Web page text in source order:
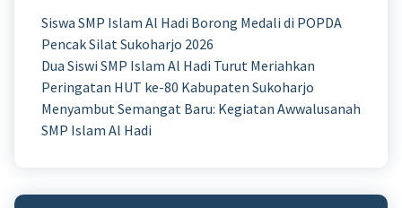
Siswa SMP Islam Al Hadi Borong Medali di POPDA
Pencak Silat Sukoharjo 2026
Dua Siswi SMP Islam Al Hadi Turut Meriahkan
Peringatan HUT ke-80 Kabupaten Sukoharjo
Menyambut Semangat Baru: Kegiatan Awwalusanah
SMP Islam Al Hadi